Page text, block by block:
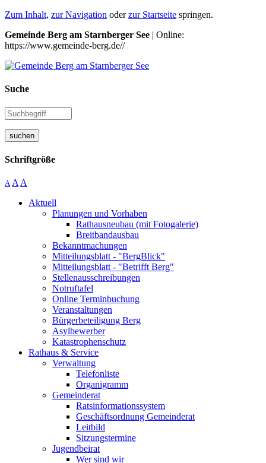
Zum Inhalt, zur Navigation oderzur Startseite springen.
Gemeinde Berg am Starnberger See | Online:
https://www.gemeinde-berg.de//
Suche
suchen
Schriftgröße
A A A
Aktuell
Planungen und Vorhaben
Rathausneubau (mit Fotogalerie)
Breitbandausbau
Bekanntmachungen
Mitteilungsblatt - "BergBlick"
Mitteilungsblatt - "Betrifft Berg"
Stellenausschreibungen
Notruftafel
Online Terminbuchung
Veranstaltungen
Bürgerbeteiligung Berg
Asylbewerber
Katastrophenschutz
Rathaus & Service
Verwaltung
Telefonliste
Organigramm
Gemeinderat
Ratsinformationssystem
Geschäftsordnung Gemeinderat
Leitbild
Sitzungstermine
Jugendbeirat
Wer sind wir